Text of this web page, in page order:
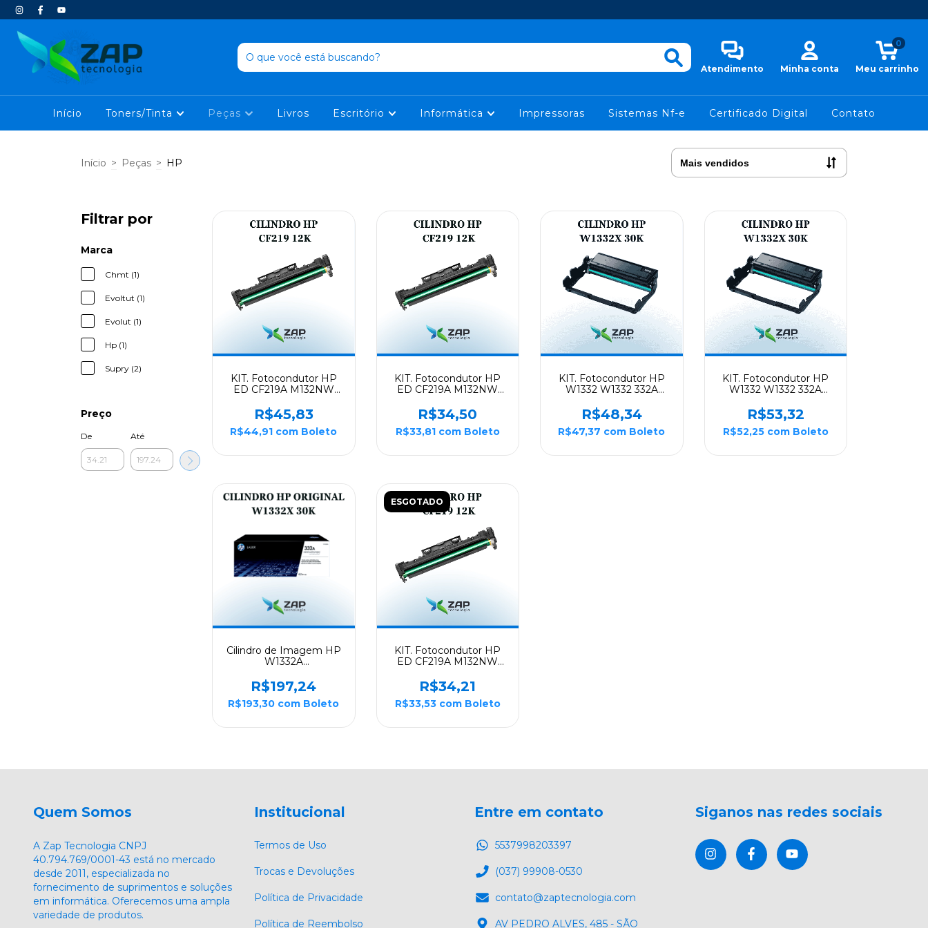
Atendimento Minha conta Meu carrinho
0
Início Toners/Tinta Peças Livros Escritório Informática Impressoras Sistemas Nf-e Certificado Digital Contato
Início > Peças > HP
Filtrar por
Marca
Chmt (1)
Evoltut (1)
Evolut (1)
Hp (1)
Supry (2)
Preço
De Até
KIT. Fotocondutor HP
ED CF219A M132NW
Supry
R$45,83
R$44,91 com Boleto
KIT. Fotocondutor HP
ED CF219A M132NW
Evolut
R$34,50
R$33,81 com Boleto
KIT. Fotocondutor HP
W1332 W1332 332A
M408FDN M408 30K -
Evolut
R$48,34
R$47,37 com Boleto
KIT. Fotocondutor HP
W1332 W1332 332A
M408FDN M408 30K -
Supry
R$53,32
R$52,25 com Boleto
Cilindro de Imagem HP
W1332A
30k - Original
R$197,24
R$193,30 com Boleto
ESGOTADO
KIT. Fotocondutor HP
ED CF219A M132NW
CHMT
R$34,21
R$33,53 com Boleto
Quem Somos
A Zap Tecnologia CNPJ
40.794.769/0001-43 está no mercado
desde 2011, especializada no
fornecimento de suprimentos e soluções
em informática. Oferecemos uma ampla
variedade de produtos.
Institucional
Termos de Uso
Trocas e Devoluções
Política de Privacidade
Política de Reembolso
Entre em contato
5537998203397
(037) 99908-0530
contato@zaptecnologia.com
AV PEDRO ALVES, 485 - SÃO
Siganos nas redes sociais